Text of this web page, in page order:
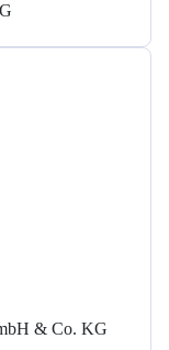
& Co. KG